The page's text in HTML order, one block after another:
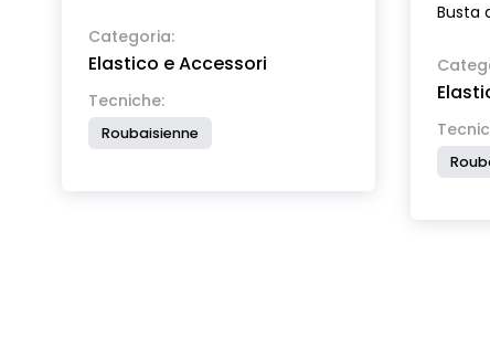
Categoria:
Elastico e Accessori
Tecniche:
Roubaisienne
Busta